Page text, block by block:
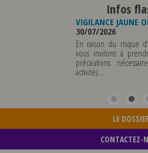
Infos
VIGILANCE JAUNE
30/07/2026
En raison du risque
vous invitons à prendre
précautions nécessaires
activités ...
LE
CONTACTEZ-